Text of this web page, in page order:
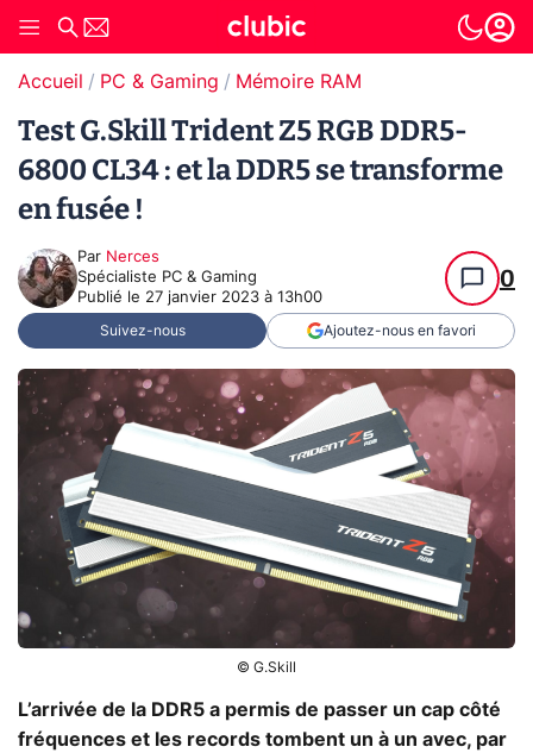
Accueil PC & Gaming Mémoire RAM
Test G.Skill Trident Z5 RGB DDR5-
6800 CL34 : et la DDR5 se transforme
en fusée !
Par Nerces
Spécialiste PC & Gaming
Publié le 27 janvier 2023 à 13h00
0
Suivez-nous Ajoutez-nous en favori
© G.Skill
L’arrivée de la DDR5 a permis de passer un cap côté
fréquences et les records tombent un à un avec, par